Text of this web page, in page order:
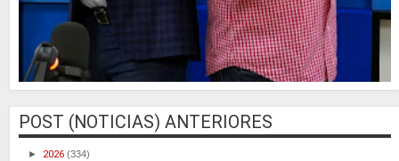
POST (NOTICIAS) ANTERIORES
► 2026 (334)